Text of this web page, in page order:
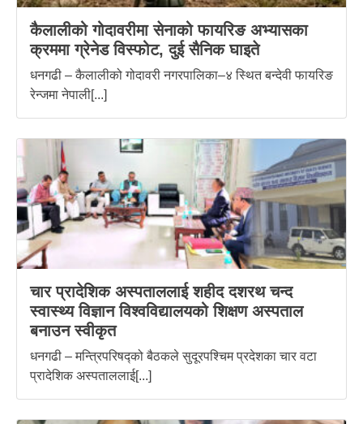
कैलालीको गोदावरीमा सेनाको फायरिङ अभ्यासका
क्रममा ग्रेनेड विस्फोट, दुई सैनिक घाइते
धनगढी – कैलालीको गोदावरी नगरपालिका–४ स्थित बन्देवी फायरिङ
रेन्जमा नेपाली[...]
चार प्रादेशिक अस्पताललाई शहीद दशरथ चन्द
स्वास्थ्य विज्ञान विश्वविद्यालयको शिक्षण अस्पताल
बनाउन स्वीकृत
धनगढी – मन्त्रिपरिषद्को बैठकले सुदूरपश्चिम प्रदेशका चार वटा
प्रादेशिक अस्पताललाई[...]